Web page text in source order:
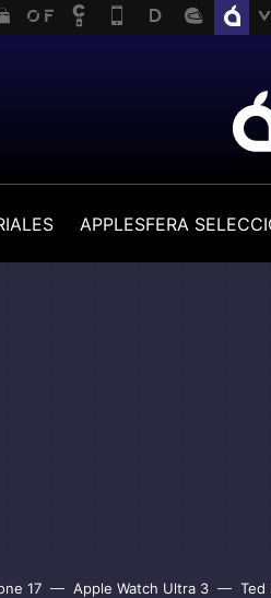
APPLESFERA
17 Apple Watch Ultra 3 Ted